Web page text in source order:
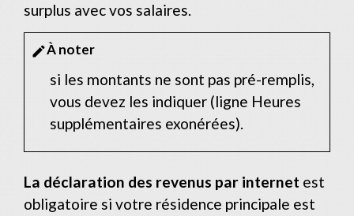
surplus avec vos salaires.
editÀ noter
si les montants ne sont pas pré-remplis,
vous devez les indiquer (ligne Heures
supplémentaires exonérées).
La déclaration des revenus par internet est
obligatoire si votre résidence principale est